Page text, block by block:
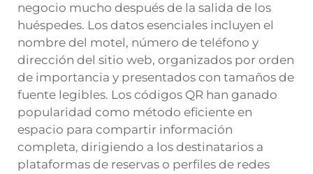
negocio mucho después de la salida de los
huéspedes. Los datos esenciales incluyen el
nombre del motel, número de teléfono y
dirección del sitio web, organizados por orden
de importancia y presentados con tamaños de
fuente legibles. Los códigos QR han ganado
popularidad como método eficiente en
espacio para compartir información
completa, dirigiendo a los destinatarios a
plataformas de reservas o perfiles de redes